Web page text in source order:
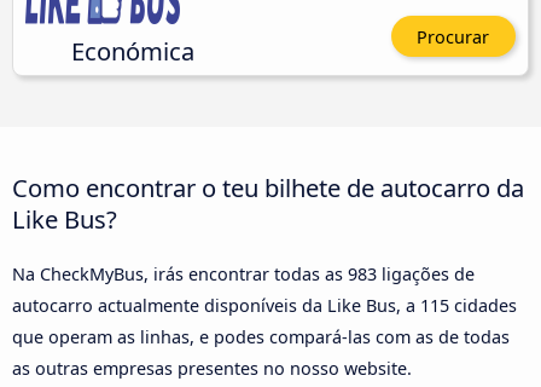
Económica Procurar
Como encontrar o teu bilhete de autocarro da
Like Bus?
Na CheckMyBus, irás encontrar todas as 983 ligações de
autocarro actualmente disponíveis da Like Bus, a 115 cidades
que operam as linhas, e podes compará-las com as de todas
as outras empresas presentes no nosso website.